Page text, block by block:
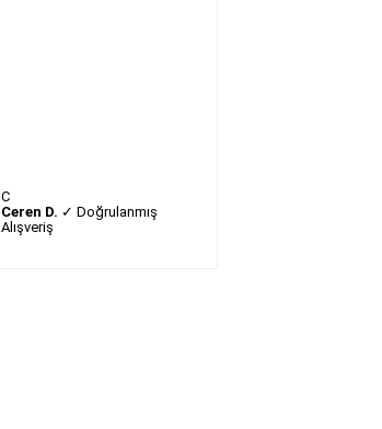
C
Ceren D. ✓ Doğrulanmış
Alışveriş